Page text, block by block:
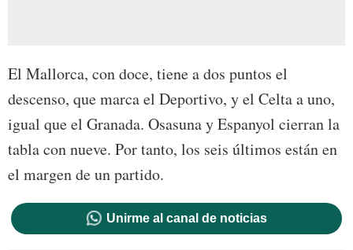
El Mallorca, con doce, tiene a dos puntos el
descenso, que marca el Deportivo, y el Celta a uno,
igual que el Granada. Osasuna y Espanyol cierran la
tabla con nueve. Por tanto, los seis últimos están en
el margen de un partido.
Unirme al canal de noticias